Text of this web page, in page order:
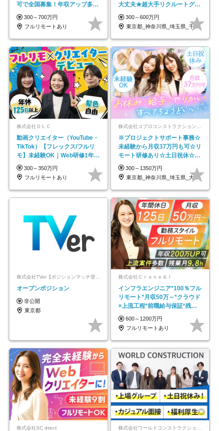
可で全国募集！年収アップ多数
★年休最大130日★
300～700万円
フルリモートあり
大丈夫★超大手リクルートグル
ープの正社員/sg
300～600万円
東京都_神奈川県_埼玉県_千葉県_大阪府…
株式会社ＯＬＣ
動画クリエイター（YouTube・
TikTok）【フレックス/フルリ
モ】未経験OK｜Web研修1年間
｜副業OK
300～350万円
フルリモートあり
※プロジェクトサポート事務☆
未経験から月収37万円も可☆リ
モート研修あり☆土日祝休☆20
代～30代活躍/b
300～1350万円
東京都_神奈川県_埼玉県_大阪府_愛知県…
株式会社TVer【ポジションマッチ登録】
オープンポジション
非公開
東京都
株式会社Ｃｒａｎｅ＆Ｉ
インフラエンジニア*100％フル
リモート*月収50万～*クラウド
×上流工程*前職給与保証*残業
月9.8h
600～1200万円
フルリモートあり
株式会社SC direct